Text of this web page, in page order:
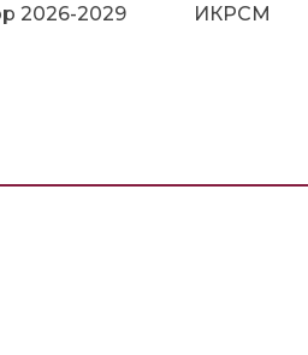
2026-2029 ИКРСМ